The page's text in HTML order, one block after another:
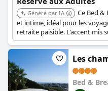
Généré par IA
Ce Bed
et intime, idéal pour les
retraite paisible. L'accent mis
cadre de jardin renforce son
Les
Bed &